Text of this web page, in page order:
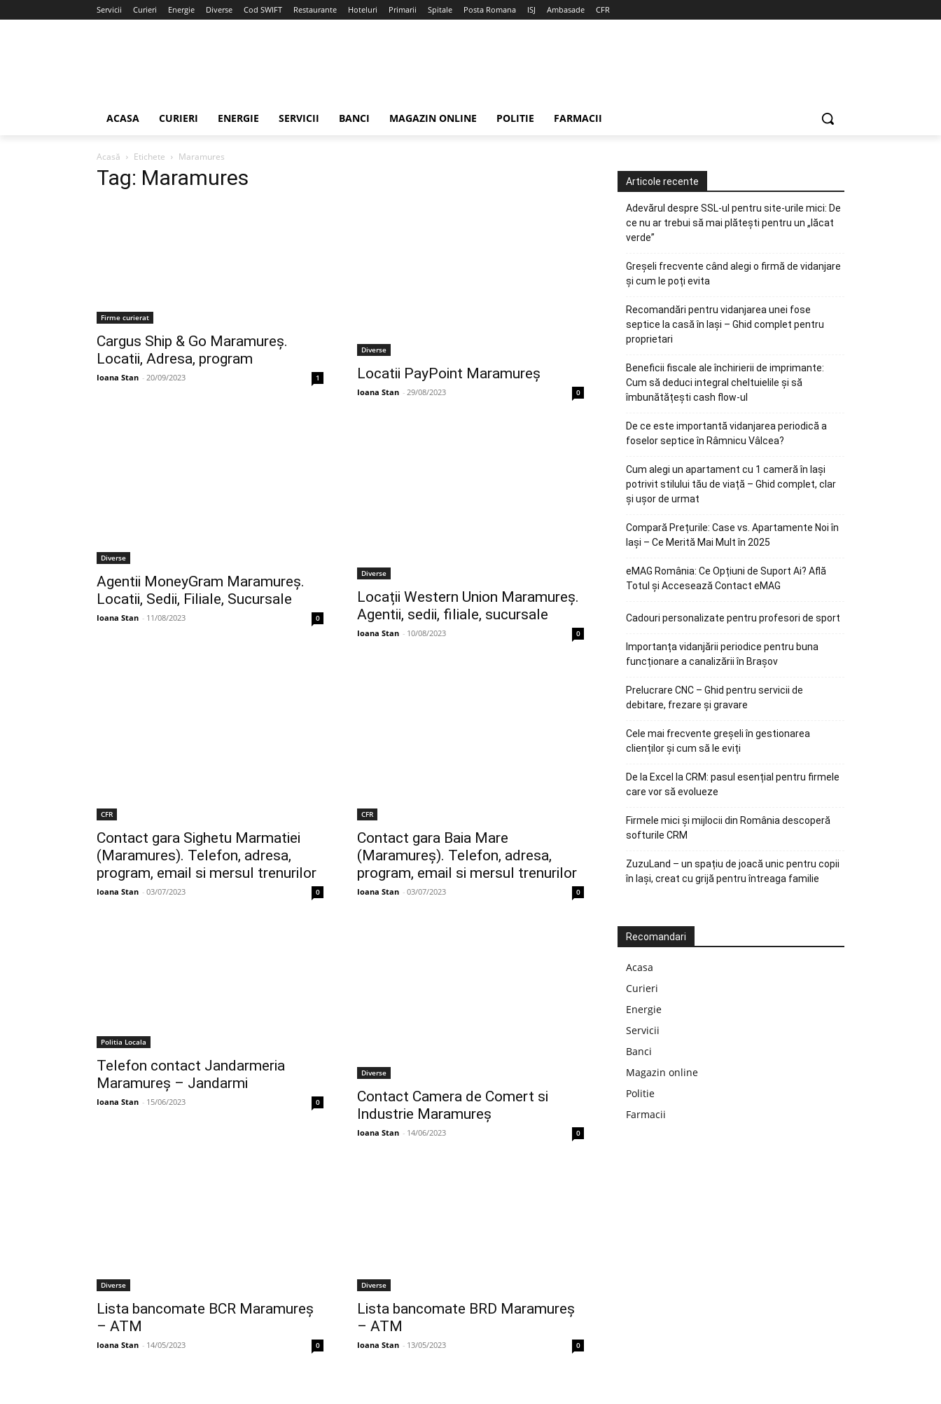
Servicii Curieri Energie Diverse Cod SWIFT Restaurante Hoteluri Primarii Spitale Posta Romana ISJ Ambasade CFR
ACASA CURIERI ENERGIE SERVICII BANCI MAGAZIN ONLINE POLITIE FARMACII
Acasă Etichete Maramures
Tag: Maramures
Firme curierat
Cargus Ship & Go Maramureș.
Locatii, Adresa, program
Ioana Stan - 20/09/2023 1
Diverse
Locatii PayPoint Maramureș
Ioana Stan - 29/08/2023 0
Diverse
Agentii MoneyGram Maramureș.
Locatii, Sedii, Filiale, Sucursale
Ioana Stan - 11/08/2023 0
Diverse
Locații Western Union Maramureș.
Agentii, sedii, filiale, sucursale
Ioana Stan - 10/08/2023 0
CFR
Contact gara Sighetu Marmatiei
(Maramures). Telefon, adresa,
program, email si mersul trenurilor
Ioana Stan - 03/07/2023 0
CFR
Contact gara Baia Mare
(Maramureș). Telefon, adresa,
program, email si mersul trenurilor
Ioana Stan - 03/07/2023 0
Politia Locala
Telefon contact Jandarmeria
Maramureș – Jandarmi
Ioana Stan - 15/06/2023 0
Diverse
Contact Camera de Comert si
Industrie Maramureș
Ioana Stan - 14/06/2023 0
Diverse
Lista bancomate BCR Maramureș
– ATM
Ioana Stan - 14/05/2023 0
Diverse
Lista bancomate BRD Maramureș
– ATM
Ioana Stan - 13/05/2023 0
Articole recente
Adevărul despre SSL-ul pentru site-urile mici: De
ce nu ar trebui să mai plătești pentru un „lăcat
verde”
Greșeli frecvente când alegi o firmă de vidanjare
și cum le poți evita
Recomandări pentru vidanjarea unei fose
septice la casă în Iași – Ghid complet pentru
proprietari
Beneficii fiscale ale închirierii de imprimante:
Cum să deduci integral cheltuielile și să
îmbunătățești cash flow-ul
De ce este importantă vidanjarea periodică a
foselor septice în Râmnicu Vâlcea?
Cum alegi un apartament cu 1 cameră în Iași
potrivit stilului tău de viață – Ghid complet, clar
și ușor de urmat
Compară Prețurile: Case vs. Apartamente Noi în
Iași – Ce Merită Mai Mult în 2025
eMAG România: Ce Opțiuni de Suport Ai? Află
Totul și Accesează Contact eMAG
Cadouri personalizate pentru profesori de sport
Importanța vidanjării periodice pentru buna
funcționare a canalizării în Brașov
Prelucrare CNC – Ghid pentru servicii de
debitare, frezare și gravare
Cele mai frecvente greșeli în gestionarea
clienților și cum să le eviți
De la Excel la CRM: pasul esențial pentru firmele
care vor să evolueze
Firmele mici și mijlocii din România descoperă
softurile CRM
ZuzuLand – un spațiu de joacă unic pentru copii
în Iași, creat cu grijă pentru întreaga familie
Recomandari
Acasa
Curieri
Energie
Servicii
Banci
Magazin online
Politie
Farmacii